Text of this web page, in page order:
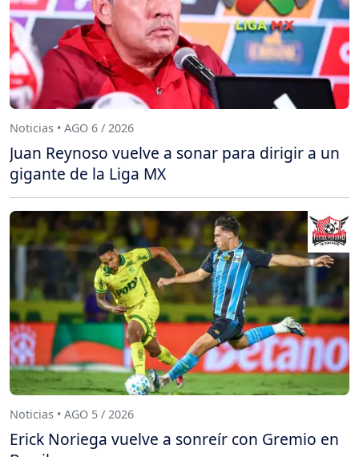
Noticias • AGO 6 / 2026
Juan Reynoso vuelve a sonar para dirigir a un
gigante de la Liga MX
Noticias • AGO 5 / 2026
Erick Noriega vuelve a sonreír con Gremio en